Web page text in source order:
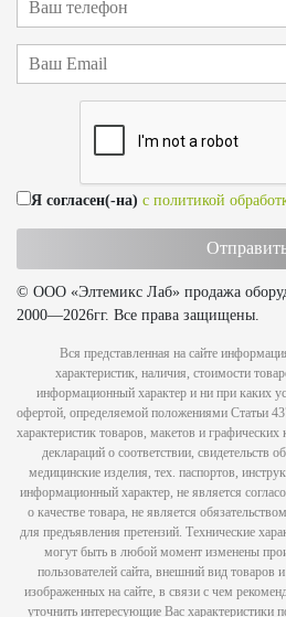
Я согласен(-на) с политикой
© ООО «Элтемикс Лаб» продажа
2000—2026гг. Все права защищены.
Вся представленная на сайте
характеристик, наличия, стоимости
информационный характер и ни при каких
офертой, определяемой положениями Статьи
характеристик товаров, макетов и
деклараций о соответствии,
медицинские изделия, тех. паспортов,
информационный характер, не является
о качестве товара, не является
для предъявления претензий. Технические
могут быть в любой момент изменены
пользователей сайта, внешний вид товаров
изображенных на сайте, в связи с чем
уточнить интересующие Вас характеристики